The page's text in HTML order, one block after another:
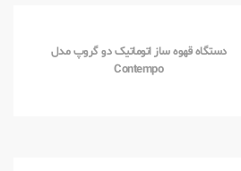
دستگاه قهوه ساز اتوماتیک دو گروپ مدل
Contempo